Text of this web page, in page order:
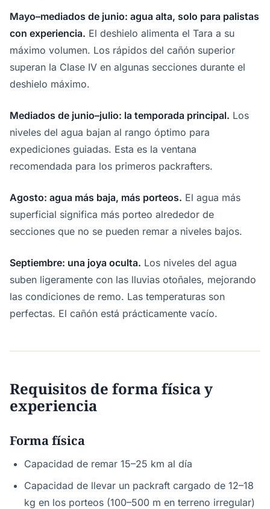
Mayo–mediados de junio: agua alta, solo para palistas
con experiencia. El deshielo alimenta el Tara a su
máximo volumen. Los rápidos del cañón superior
superan la Clase IV en algunas secciones durante el
deshielo máximo.
Mediados de junio–julio: la temporada principal. Los
niveles del agua bajan al rango óptimo para
expediciones guiadas. Esta es la ventana
recomendada para los primeros packrafters.
Agosto: agua más baja, más porteos. El agua más
superficial significa más porteo alrededor de
secciones que no se pueden remar a niveles bajos.
Septiembre: una joya oculta. Los niveles del agua
suben ligeramente con las lluvias otoñales, mejorando
las condiciones de remo. Las temperaturas son
perfectas. El cañón está prácticamente vacío.
Requisitos de forma física y
experiencia
Forma física
Capacidad de remar 15–25 km al día
Capacidad de llevar un packraft cargado de 12–18
kg en los porteos (100–500 m en terreno irregular)